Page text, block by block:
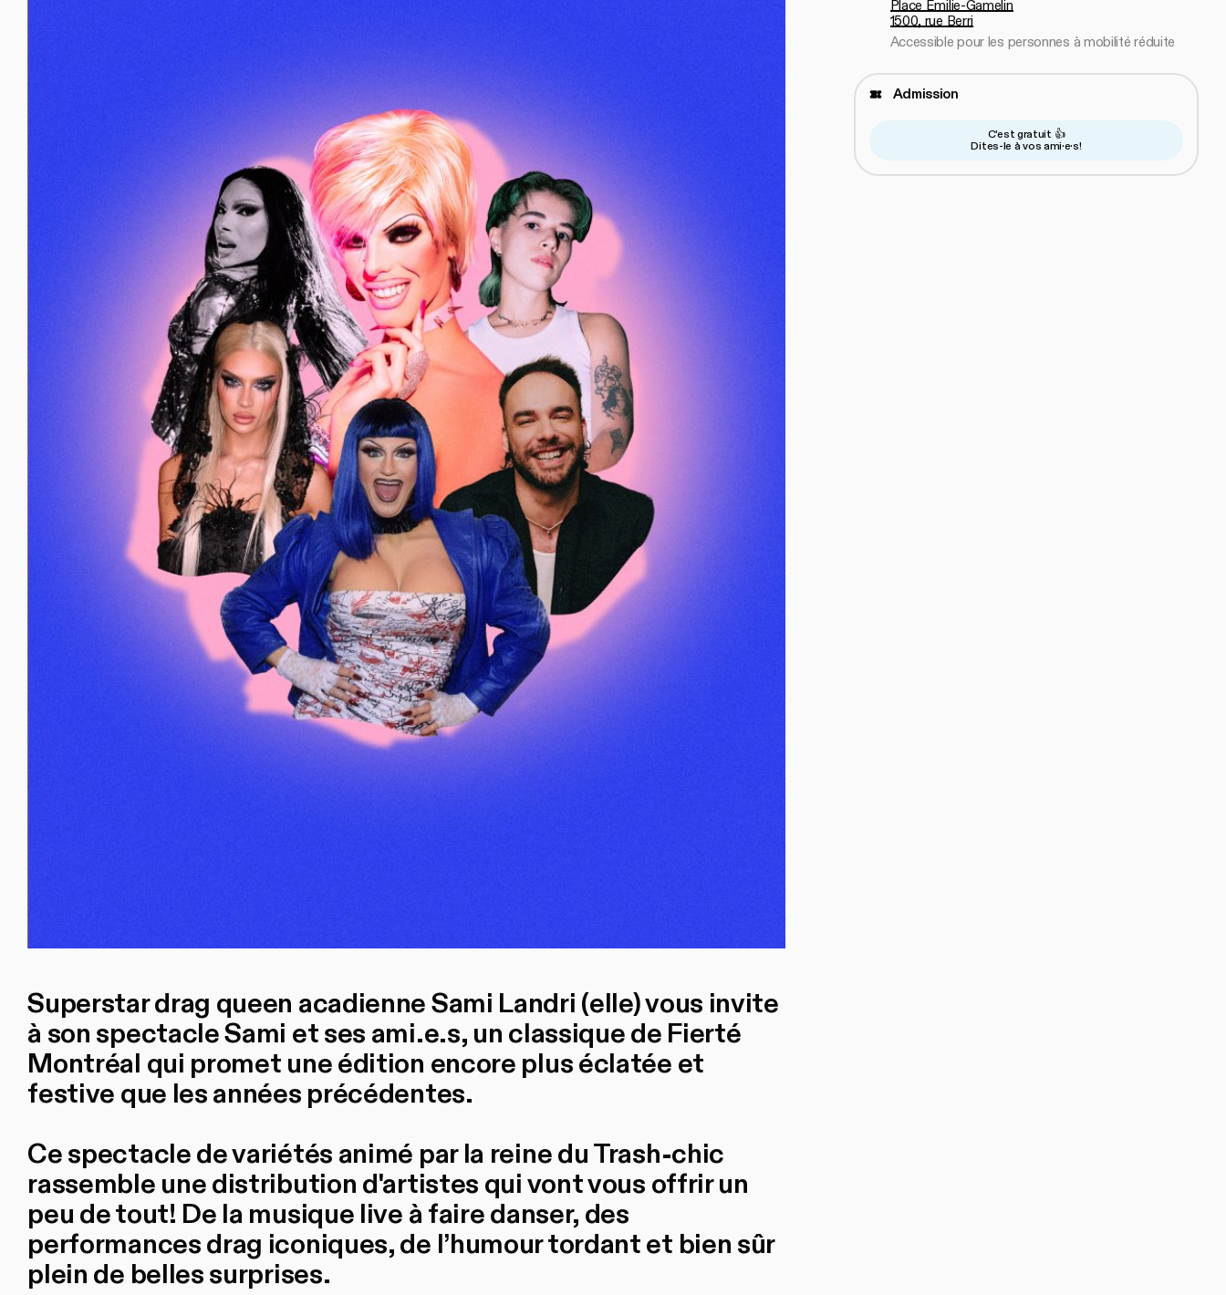
Place Émilie-Gamelin
1500, rue Berri
Accessible pour les personnes à mobilité réduite
Admission
C'est gratuit 👍
Dites-le à vos ami·e·s!
Superstar drag queen acadienne Sami Landri (elle) vous invite
à son spectacle Sami et ses ami.e.s, un classique de Fierté
Montréal qui promet une édition encore plus éclatée et
festive que les années précédentes.
Ce spectacle de variétés animé par la reine du Trash-chic
rassemble une distribution d'artistes qui vont vous offrir un
peu de tout! De la musique live à faire danser, des
performances drag iconiques, de l’humour tordant et bien sûr
plein de belles surprises.